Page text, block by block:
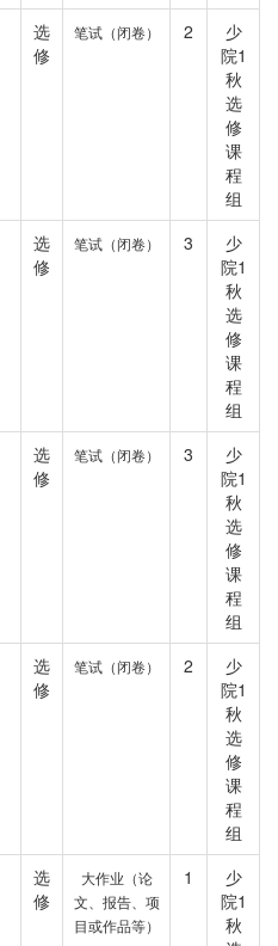
选
修
笔试（闭卷） 2
少
院1
秋
选
修
课
程
组
选
修
笔试（闭卷） 3
少
院1
秋
选
修
课
程
组
选
修
笔试（闭卷） 3
少
院1
秋
选
修
课
程
组
选
修
笔试（闭卷） 2
少
院1
秋
选
修
课
程
组
选
修
大作业（论
文、报告、项
目或作品等）
1
少
院1
秋